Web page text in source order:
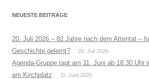
NEUESTE BEITRÄGE
20. Juli 2026 – 82 Jahre nach dem Attentat –
Geschichte gelernt?
20. Juli 2026
Agenda-Gruppe tagt am 11. Juni ab 18.30 Uhr
am Kirchplatz
11. Juni 2026